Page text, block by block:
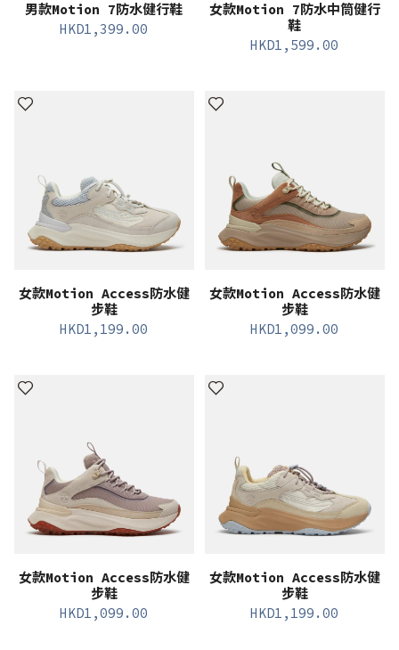
男款Motion 7防水健行鞋
HKD1,399.00
女款Motion 7防水中筒健行
鞋
HKD1,599.00
女款Motion Access防水健
步鞋
HKD1,199.00
女款Motion Access防水健
步鞋
HKD1,099.00
女款Motion Access防水健
步鞋
HKD1,099.00
女款Motion Access防水健
步鞋
HKD1,199.00